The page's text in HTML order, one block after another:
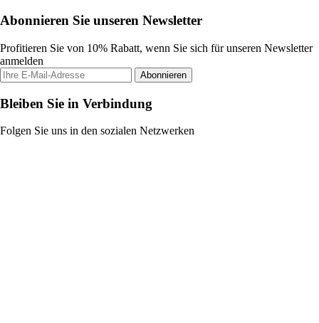
Abonnieren Sie unseren Newsletter
Profitieren Sie von 10% Rabatt, wenn Sie sich für unseren Newsletter
anmelden
Abonnieren
Bleiben Sie in Verbindung
Folgen Sie uns in den sozialen Netzwerken